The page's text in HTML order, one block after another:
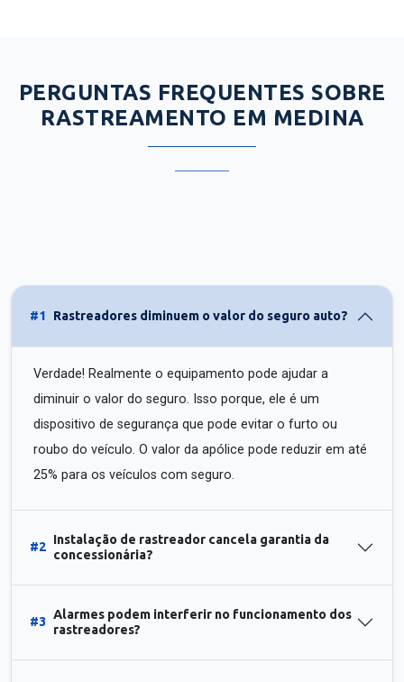
PERGUNTAS FREQUENTES SOBRE
RASTREAMENTO EM MEDINA
#1 Rastreadores diminuem o valor do seguro auto?
Verdade! Realmente o equipamento pode ajudar a
diminuir o valor do seguro. Isso porque, ele é um
dispositivo de segurança que pode evitar o furto ou
roubo do veículo. O valor da apólice pode reduzir em até
25% para os veículos com seguro.
#2
Instalação de rastreador cancela garantia da
concessionária?
#3
Alarmes podem interferir no funcionamento dos
rastreadores?